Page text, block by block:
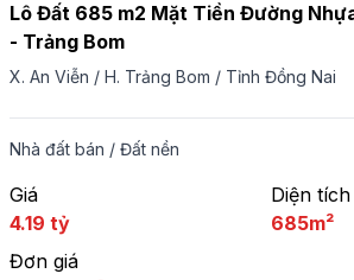
Lô Đất 685 m2 Mặt Tiền Đường
- Trảng Bom
X. An Viễn / H. Trảng Bom / Tỉnh Đồng Nai
Nhà đất bán / Đất nền
Giá
4.19 tỷ
Diện tích
685m²
Đơn giá